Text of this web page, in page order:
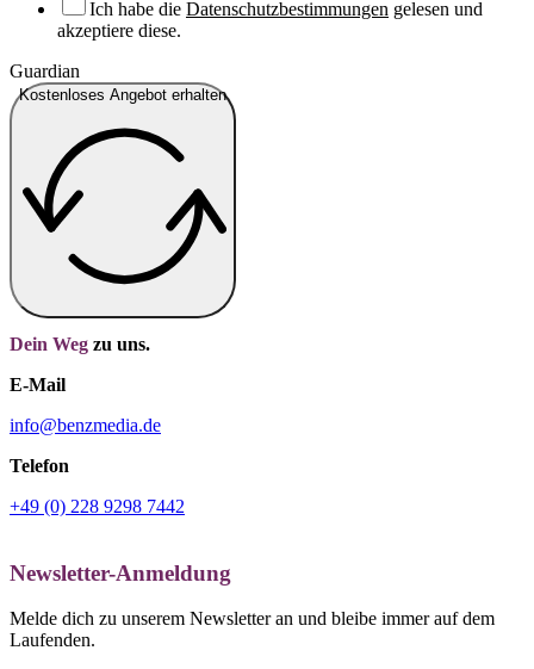
Ich habe die Datenschutzbestimmungen gelesen und
akzeptiere diese.
Guardian
Kostenloses Angebot erhalten
Dein Weg zu uns.
E-Mail
info@benzmedia.de
Telefon
+49 (0) 228 9298 7442
Newsletter-Anmeldung
Melde dich zu unserem Newsletter an und bleibe immer auf dem
Laufenden.